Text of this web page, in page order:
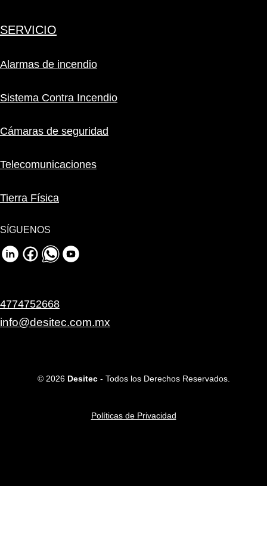
SERVICIO
Alarmas de incendio
Sistema Contra Incendio
Cámaras de seguridad
Telecomunicaciones
Tierra Física
SÍGUENOS
4774752668
info@desitec.com.mx
© 2026 Desitec- Todos los Derechos Reservados.
Políticas de Privacidad